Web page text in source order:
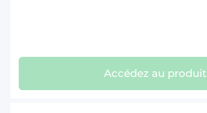
Accédez au produit